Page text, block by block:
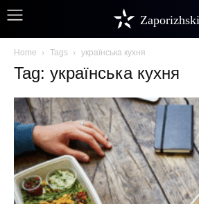
Zaporizhski
Home Tags українська кухня
Tag: українська кухня